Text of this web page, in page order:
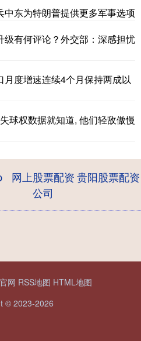
东为特朗普提供更多军事选项
级有何评论？外交部：深感担忧
度增速连续4个月保持两成以
球权数据就知道, 他们轻敌傲慢
网上股票配资
公司
贵阳股票配资
网 RSS地图 HTML地图
© 2023-2026